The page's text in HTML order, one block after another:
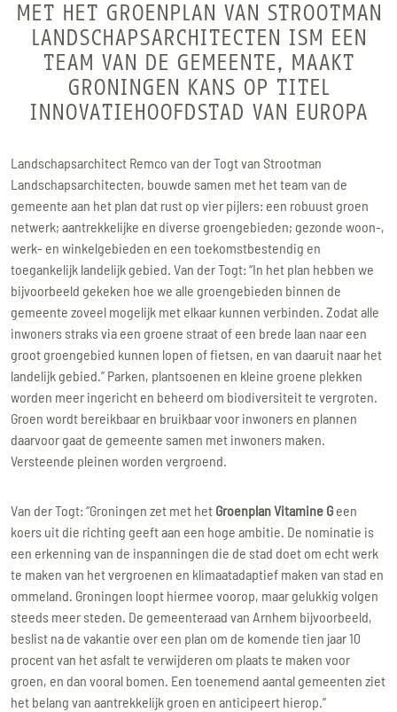
MET HET GROENPLAN VAN STROOTMAN
LANDSCHAPSARCHITECTEN ISM EEN
TEAM VAN DE GEMEENTE, MAAKT
GRONINGEN KANS OP TITEL
INNOVATIEHOOFDSTAD VAN EUROPA
Landschapsarchitect Remco van der Togt van Strootman
Landschapsarchitecten, bouwde samen met het team van de
gemeente aan het plan dat rust op vier pijlers: een robuust groen
netwerk; aantrekkelijke en diverse groengebieden; gezonde woon-,
werk- en winkelgebieden en een toekomstbestendig en
toegankelijk landelijk gebied. Van der Togt: “In het plan hebben we
bijvoorbeeld gekeken hoe we alle groengebieden binnen de
gemeente zoveel mogelijk met elkaar kunnen verbinden. Zodat alle
inwoners straks via een groene straat of een brede laan naar een
groot groengebied kunnen lopen of fietsen, en van daaruit naar het
landelijk gebied.” Parken, plantsoenen en kleine groene plekken
worden meer ingericht en beheerd om biodiversiteit te vergroten.
Groen wordt bereikbaar en bruikbaar voor inwoners en plannen
daarvoor gaat de gemeente samen met inwoners maken.
Versteende pleinen worden vergroend.
Van der Togt: “Groningen zet met het Groenplan Vitamine Geen
koers uit die richting geeft aan een hoge ambitie. De nominatie is
een erkenning van de inspanningen die de stad doet om echt werk
te maken van het vergroenen en klimaatadaptief maken van stad en
ommeland. Groningen loopt hiermee voorop, maar gelukkig volgen
steeds meer steden. De gemeenteraad van Arnhem bijvoorbeeld,
beslist na de vakantie over een plan om de komende tien jaar 10
procent van het asfalt te verwijderen om plaats te maken voor
groen, en dan vooral bomen. Een toenemend aantal gemeenten ziet
het belang van aantrekkelijk groen en anticipeert hierop.”